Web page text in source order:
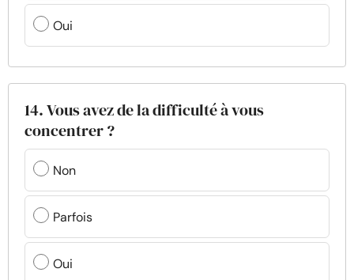
Oui
14. Vous avez de la difficulté à vous
concentrer ?
Non
Parfois
Oui